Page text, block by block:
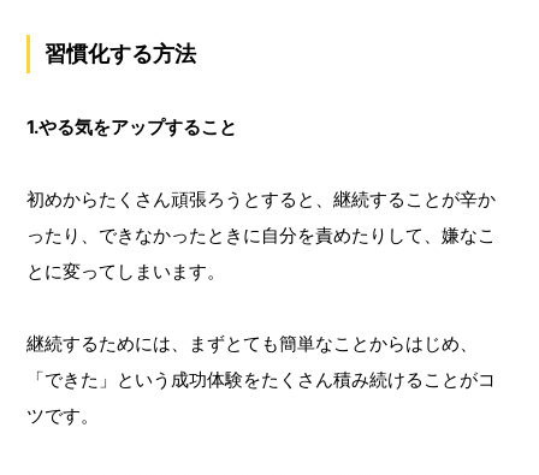
習慣化する方法
1.やる気をアップすること
初めからたくさん頑張ろうとすると、継続することが辛か
ったり、できなかったときに自分を責めたりして、嫌なこ
とに変ってしまいます。
継続するためには、まずとても簡単なことからはじめ、
「できた」という成功体験をたくさん積み続けることがコ
ツです。